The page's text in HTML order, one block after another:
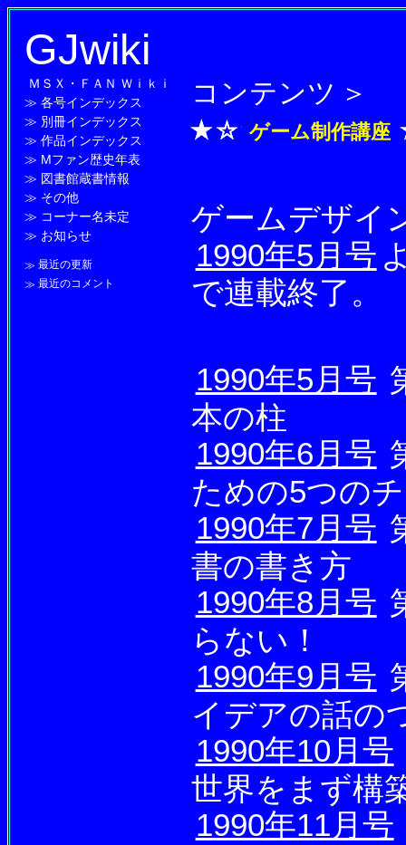
GJwiki
ＭＳＸ・ＦＡＮ Ｗｉｋｉ
≫ 各号インデックス
≫ 別冊インデックス
≫ 作品インデックス
≫ Mファン歴史年表
≫ 図書館蔵書情報
≫ その他
≫ コーナー名未定
≫ お知らせ
≫ 最近の更新
≫ 最近のコメント
コンテンツ ＞
ゲーム制作講座
ゲームデザイ
1990年5月号
で連載終了。
1990年5月号
本の柱
1990年6月号
ための5つの
1990年7月号
書の書き方
1990年8月号
らない！
1990年9月号
イデアの話の
1990年10月号
世界をまず構
1990年11月号